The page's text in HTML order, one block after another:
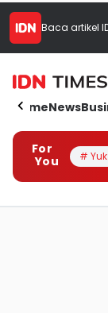
Baca artikel
HomeNews
For
You
#